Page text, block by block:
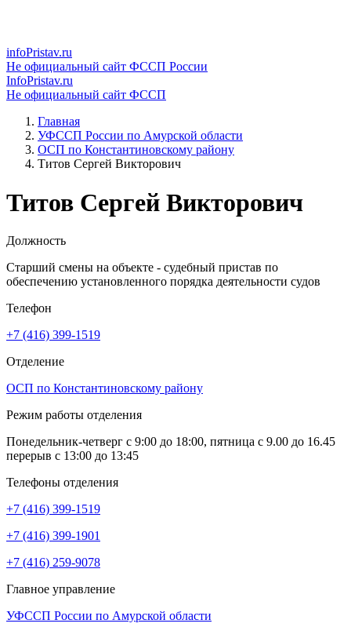
infoPristav.ru
Не официальный сайт ФССП России
InfoPristav.ru
Не официальный сайт ФССП
Главная
УФССП России по Амурской области
ОСП по Константиновскому району
Титов Сергей Викторович
Титов Сергей Викторович
Должность
Старший смены на объекте - судебный пристав по
обеспечению установленного порядка деятельности судов
Телефон
+7 (416) 399-1519
Отделение
ОСП по Константиновскому району
Режим работы отделения
Понедельник-четверг с 9:00 до 18:00, пятница с 9.00 до 16.45
перерыв с 13:00 до 13:45
Телефоны отделения
+7 (416) 399-1519
+7 (416) 399-1901
+7 (416) 259-9078
Главное управление
УФССП России по Амурской области